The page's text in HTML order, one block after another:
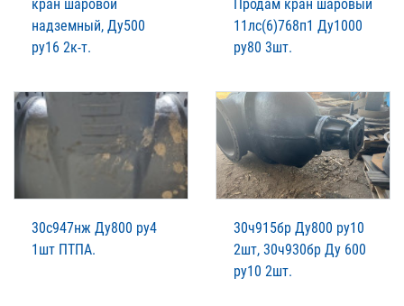
кран шаровой
надземный, Ду500
ру16 2к-т.
Продам кран шаровый
11лс(6)768п1 Ду1000
ру80 3шт.
30с947нж Ду800 ру4
1шт ПТПА.
30ч915бр Ду800 ру10
2шт, 30ч930бр Ду 600
ру10 2шт.